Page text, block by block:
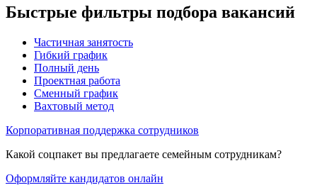
Быстрые фильтры подбора вакансий
Частичная занятость
Гибкий график
Полный день
Проектная работа
Сменный график
Вахтовый метод
Корпоративная поддержка сотрудников
Какой соцпакет вы предлагаете семейным сотрудникам?
Оформляйте кандидатов онлайн